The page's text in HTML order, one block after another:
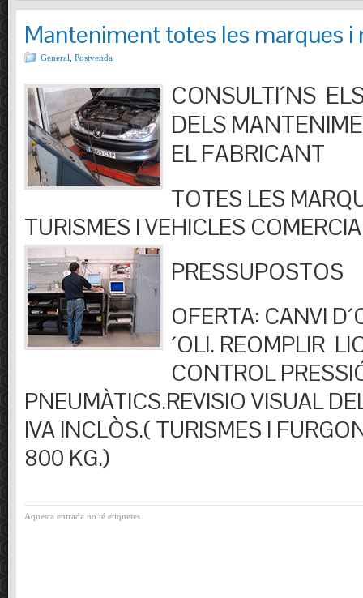
Manteniment totes les marques i
General Postvenda
CONSULTI´NS
DELS
EL FABRICANT
TOTES LES
TURISMES I VEHICLES
PRESSUPOSTOS
OFERTA: CANVI
´OLI. REOMPLIR
CONTROL
PNEUMÀTICS.REVISIO VISUAL
IVA INCLÒS.( TURISMES I
800 KG.)
Aquesta entrada no té etiquetes